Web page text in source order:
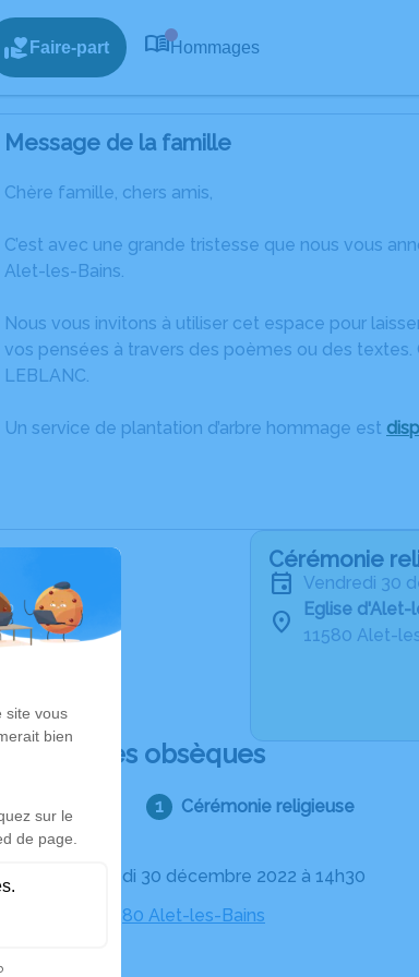
Faire-part Hommages
Message de la famille
Chère famille, chers amis,
C’est avec une grande tristesse que nous vous
Alet-les-Bains.
Nous vous invitons à utiliser cet espace pour
vos pensées à travers des poèmes ou des
LEBLANC.
Un service de plantation d’arbre hommage est
Cérémonie
vendredi 30
Eglise d'Alet-
11580 Alet-
Déroulé des obsèques
Cérémonie religieuse
Le vendredi 30 décembre 2022 à 14h30
Eglise, 11580 Alet-les-Bains